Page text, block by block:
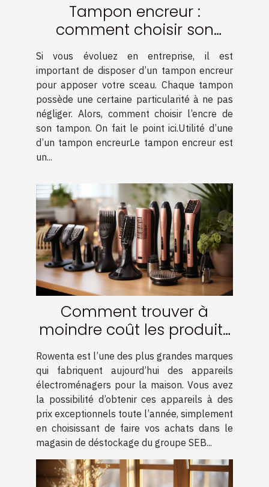
Tampon encreur :
comment choisir son
encre ?
Si vous évoluez en entreprise, il est
important de disposer d’un tampon encreur
pour apposer votre sceau. Chaque tampon
possède une certaine particularité à ne pas
négliger. Alors, comment choisir l’encre de
son tampon. On fait le point ici.Utilité d’une
d’un tampon encreurLe tampon encreur est
un...
Comment trouver à
moindre coût les produits
de la marque Rowenta ?
Rowenta est l’une des plus grandes marques
qui fabriquent aujourd’hui des appareils
électroménagers pour la maison. Vous avez
la possibilité d’obtenir ces appareils à des
prix exceptionnels toute l’année, simplement
en choisissant de faire vos achats dans le
magasin de déstockage du groupe SEB...